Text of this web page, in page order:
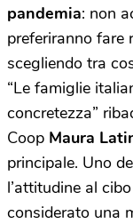
pandemia: non
preferiranno fare
scegliendo tra
“Le famiglie
concretezza”
Coop Maura
principale. Uno
l’attitudine al
considerato una